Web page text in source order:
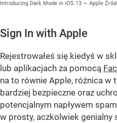
Introducing Dark Mode in iOS 13 — Apple
Sign In with Apple
Rejestrowałeś się kiedyś w
lub aplikacjach za pomocą
na to równie Apple, różnica w
bardziej bezpieczne oraz
potencjalnym napływem
w prosty, aczkolwiek